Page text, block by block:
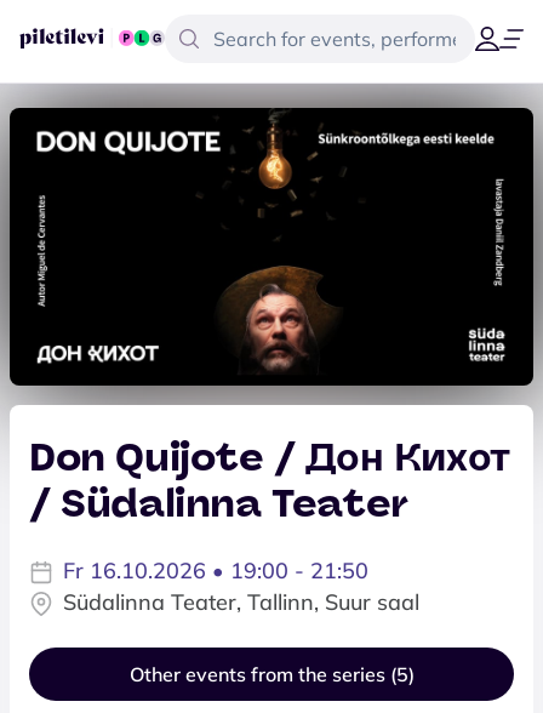
Don Quijote / Дон Кихот
/ Südalinna Teater
Fr 16.10.2026 • 19:00 - 21:50
Südalinna Teater, Tallinn, Suur saal
Other events from the series (5)